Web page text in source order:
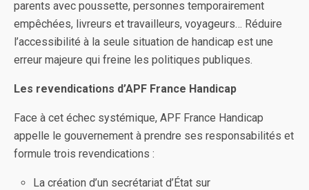
parents avec poussette, personnes temporairement
empêchées, livreurs et travailleurs, voyageurs… Réduire
l’accessibilité à la seule situation de handicap est une
erreur majeure qui freine les politiques publiques.
Les revendications d’APF France Handicap
Face à cet échec systémique, APF France Handicap
appelle le gouvernement à prendre ses responsabilités et
formule trois revendications :
La création d’un secrétariat d’État sur